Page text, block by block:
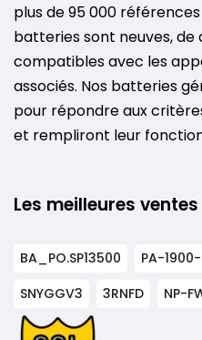
plus de 95 000
batteries sont neuves, de
compatibles avec les
associés. Nos batteries
pour répondre aux
et rempliront leur
Les meilleures
BA_PO.SP13500 PA-
SNYGGV3
3RNFD NP-